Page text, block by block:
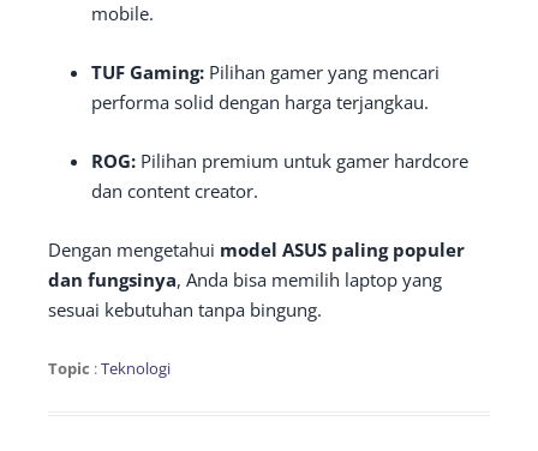
mobile.
TUF Gaming: Pilihan gamer yang mencari
performa solid dengan harga terjangkau.
ROG: Pilihan premium untuk gamer hardcore
dan content creator.
Dengan mengetahui model ASUS paling populer
dan fungsinya, Anda bisa memilih laptop yang
sesuai kebutuhan tanpa bingung.
Topic :Teknologi